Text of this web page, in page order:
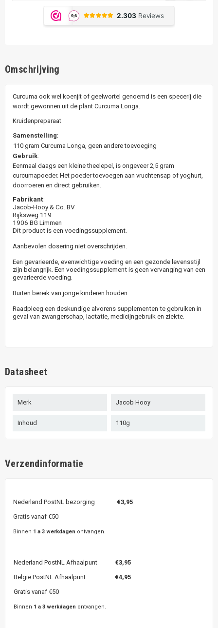
Omschrijving
Curcuma ook wel koenjit of geelwortel genoemd is een specerij die
wordt gewonnen uit de plant Curcuma Longa.
Kruidenpreparaat
Samenstelling:
110 gram Curcuma Longa, geen andere toevoeging
Gebruik:
Eenmaal daags een kleine theelepel, is ongeveer 2,5 gram
curcumapoeder. Het poeder toevoegen aan vruchtensap of yoghurt,
doorroeren en direct gebruiken.
Fabrikant:
Jacob-Hooy & Co. BV
Rijksweg 119
1906 BG Limmen
Dit product is een voedingssupplement.
Aanbevolen dosering niet overschrijden.
Een gevarieerde, evenwichtige voeding en een gezonde levensstijl
zijn belangrijk. Een voedingssupplement is geen vervanging van een
gevarieerde voeding.
Buiten bereik van jonge kinderen houden.
Raadpleeg een deskundige alvorens supplementen te gebruiken in
geval van zwangerschap, lactatie, medicijngebruik en ziekte.
Datasheet
Merk Jacob Hooy
Inhoud 110g
Verzendinformatie
Nederland PostNL bezorging €3,95
Gratis vanaf €50
Binnen 1 a 3 werkdagen ontvangen.
Nederland PostNL Afhaalpunt €3,95
Belgie PostNL Afhaalpunt
€4,95
Gratis vanaf €50
Binnen 1 a 3 werkdagen ontvangen.